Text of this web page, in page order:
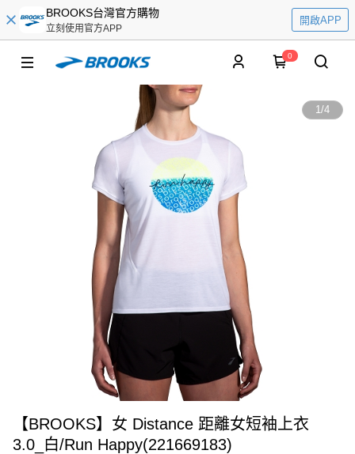
BROOKS台灣官方購物
立刻使用官方APP
開啟APP
0
1/4
【BROOKS】女 Distance 距離女短袖上衣
3.0_白/Run Happy(221669183)